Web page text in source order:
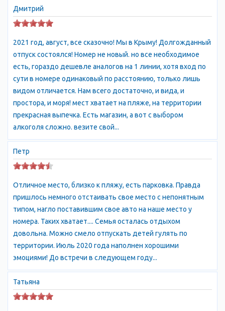
пригороде Алушты, в завораживающе красивой бухте
урочища Аян-Дере.
Это - уникальный жилой комплекс, воплощающий лучшие
черты французской ривьеры на родном Крымском побережье.
Комплекс расположен на участке площадью 15 га - когда
спадает полуденный зной, можно играть в бадминтон на
тенистых аллеях или кататься на велосипеде, гулять,
наслаждаясь ароматом цветов и пением птиц, или читать
книгу на собственном пляже комплекса, где Вас не
потревожит ни один посторонний.
ИНФРАСТРУКТУРА
Собственный пляж
Бесплатная охраняемая парковка
Круглосуточная охрана
круглосуточно и бесперебойно.
Рядом расположен кооператив Дельфин.
До набережной Алушты можно дойди по берегу моря за 30
минут пешком или 6 минут на автомобиле. Небольшая
удаленность от Алушты позволит Вам полноценно
отдохнуть и не чувствовать себя оторванными от мира.
ИНФРАСТРУКТУРА
Территория Эллингов Дельфин закрыта и круглосуточно
охраняется. До бесплатного галечного пляжа – от 5 до 75
метров в зависимости от эллинга. Собственная набережная с
Дмитрий
2021 год, август, все сказочно! Мы в Крыму! Долгожданный
отпуск состоялся! Номер не новый. но все необходимое
есть, гораздо дешевле аналогов на 1 линии, хотя вход по
сути в номере одинаковый по расстоянию, только лишь
видом отличается. Нам всего достаточно, и вида, и
простора, и моря! мест хватает на пляже, на территории
прекрасная выпечка. Есть магазин, а вот с выбором
алкоголя сложно. везите свой...
Петр
Отличное место, близко к пляжу, есть парковка. Правда
пришлось немного отстаивать свое место с непонятным
типом, нагло поставившим свое авто на наше место у
номера. Таких хватает.... Семья осталась отдыхом
довольна. Можно смело отпускать детей гулять по
территории. Июль 2020 года наполнен хорошими
эмоциями! До встречи в следующем году...
Татьяна